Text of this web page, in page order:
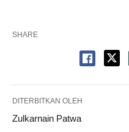
SHARE
DITERBITKAN OLEH
Zulkarnain Patwa